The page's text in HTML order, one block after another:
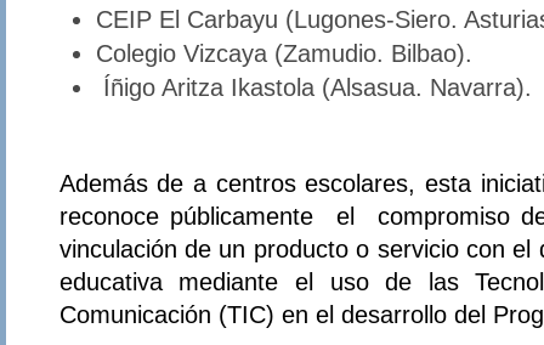
CEIP El Carbayu (Lugones-Siero.
Colegio Vizcaya (Zamudio. Bilbao).
Íñigo Aritza Ikastola (Alsasua. Navarra).
Además de a centros escolares, esta
reconoce públicamente el compromiso
vinculación de un producto o servicio con
educativa mediante el uso de las
Comunicación (TIC) en el desarrollo del